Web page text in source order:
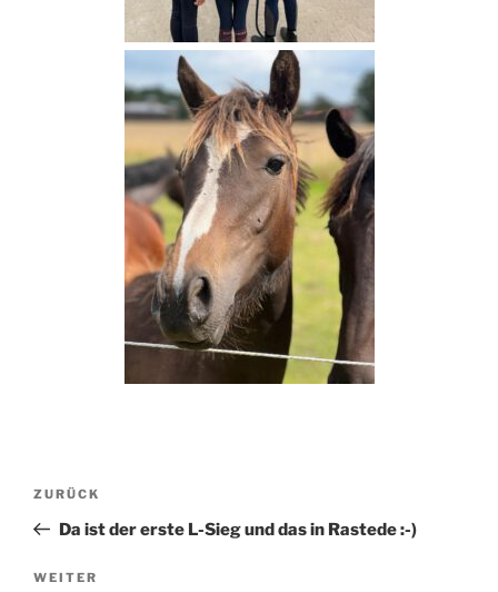
Beitragsnavigation
Vorheriger
Beitrag
ZURÜCK
Da ist der erste L-Sieg und das in Rastede :-)
Nächster
WEITER